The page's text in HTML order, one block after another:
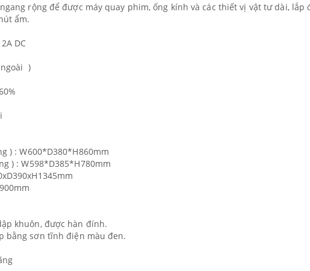
rộng để được máy quay phim, ống kính và các thiết vị vật tư dài, lắp
ẩm.
DC
)
) : W600*D380*H860mm
) : W598*D385*H780mm
khuôn, được hàn đính.
bằng sơn tĩnh điện màu đen.